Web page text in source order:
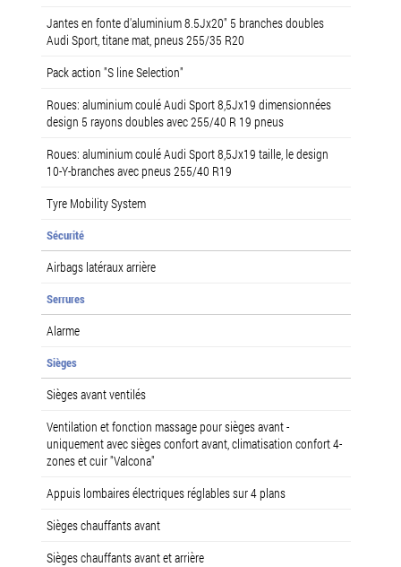
Jantes en fonte d'aluminium 8.5Jx20" 5 branches doubles
Audi Sport, titane mat, pneus 255/35 R20
Pack action "S line Selection"
Roues: aluminium coulé Audi Sport 8,5Jx19 dimensionnées
design 5 rayons doubles avec 255/40 R 19 pneus
Roues: aluminium coulé Audi Sport 8,5Jx19 taille, le design
10-Y-branches avec pneus 255/40 R19
Tyre Mobility System
Sécurité
Airbags latéraux arrière
Serrures
Alarme
Sièges
Sièges avant ventilés
Ventilation et fonction massage pour sièges avant -
uniquement avec sièges confort avant, climatisation confort 4-
zones et cuir "Valcona"
Appuis lombaires électriques réglables sur 4 plans
Sièges chauffants avant
Sièges chauffants avant et arrière